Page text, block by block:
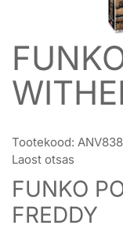
Tootekood:
Laost otsas
FUNKO
FREDDY